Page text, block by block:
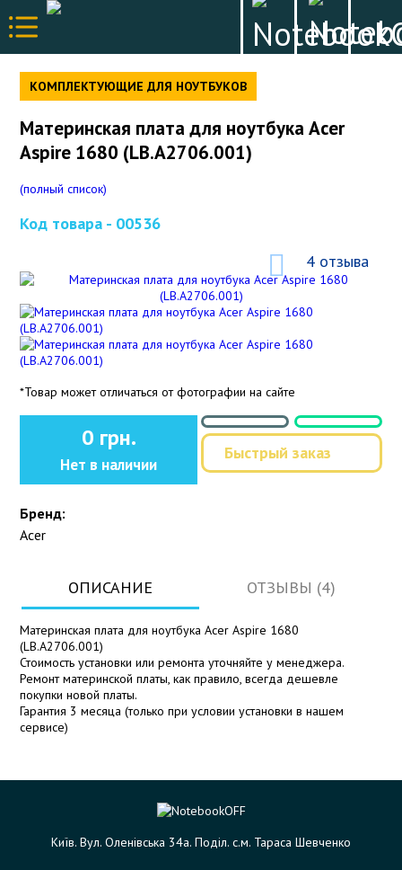
КОМПЛЕКТУЮЩИЕ ДЛЯ НОУТБУКОВ
Материнская плата для ноутбука Acer
Aspire 1680 (LB.A2706.001)
(полный список)
Код товара - 00536
4 отзыва
*Товар может отличаться от фотографии на сайте
0 грн.
Нет в наличии
Быстрый заказ
Бренд:
Acer
ОПИСАНИЕ ОТЗЫВЫ (4)
Материнская плата для ноутбука Acer Aspire 1680
(LB.A2706.001)
Стоимость установки или ремонта уточняйте у менеджера.
Ремонт материнской платы, как правило, всегда дешевле
покупки новой платы.
Гарантия 3 месяца (только при условии установки в нашем
сервисе)
Київ. Вул. Оленівська 34а. Поділ. с.м. Тараса Шевченко